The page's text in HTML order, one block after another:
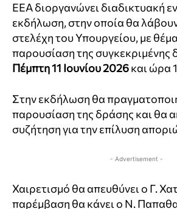
ΕΕΑ διοργανώνει διαδικτυακή
εκδήλωση, στην οποία θα
στελέχη του Υπουργείου, με
παρουσίαση της συγκεκριμένης
Πέμπτη 11 Ιουνίου 2026και ώρα
Στην εκδήλωση θα
παρουσίαση της δράσης και θα
συζήτηση για την επίλυση
- Advertisement -
Χαιρετισμό θα απευθύνει ο Γ.
παρέμβαση θα κάνει ο Ν.